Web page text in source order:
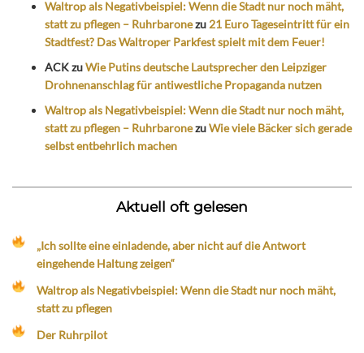
Waltrop als Negativbeispiel: Wenn die Stadt nur noch mäht,
statt zu pflegen – Ruhrbaronezu 21 Euro Tageseintritt für ein
Stadtfest? Das Waltroper Parkfest spielt mit dem Feuer!
ACKzuWie Putins deutsche Lautsprecher den Leipziger
Drohnenanschlag für antiwestliche Propaganda nutzen
Waltrop als Negativbeispiel: Wenn die Stadt nur noch mäht,
statt zu pflegen – RuhrbaronezuWie viele Bäcker sich gerade
selbst entbehrlich machen
Aktuell oft gelesen
„Ich sollte eine einladende, aber nicht auf die Antwort
eingehende Haltung zeigen“
Waltrop als Negativbeispiel: Wenn die Stadt nur noch mäht,
statt zu pflegen
Der Ruhrpilot